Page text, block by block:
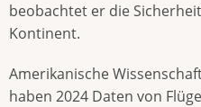
beobachtet er die
Kontinent.
Amerikanische
haben 2024 Daten von